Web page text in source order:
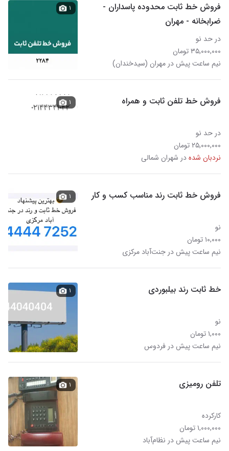
فروش خط ثابت محدوده پاسداران -
ضرابخانه - مهران
در حد نو
۳۵,۰۰۰,۰۰۰ تومان
نیم ساعت پیش در مهران (سیدخندان)
۱
فروش خط تلفن ثابت و همراه
در حد نو
۲۵,۰۰۰,۰۰۰ تومان
نردبان شدهدر شهران شمالی
۱
فروش خط ثابت رند مناسب کسب و کار
نو
۱۰,۰۰۰ تومان
نیم ساعت پیش در جنت‌آباد مرکزی
۱
خط ثابت رند بیلبوردی
نو
۱,۰۰۰ تومان
نیم ساعت پیش در فردوس
۱
تلفن رومیزی
کارکرده
۱,۰۰۰,۰۰۰ تومان
نیم ساعت پیش در نظام‌آباد
۱